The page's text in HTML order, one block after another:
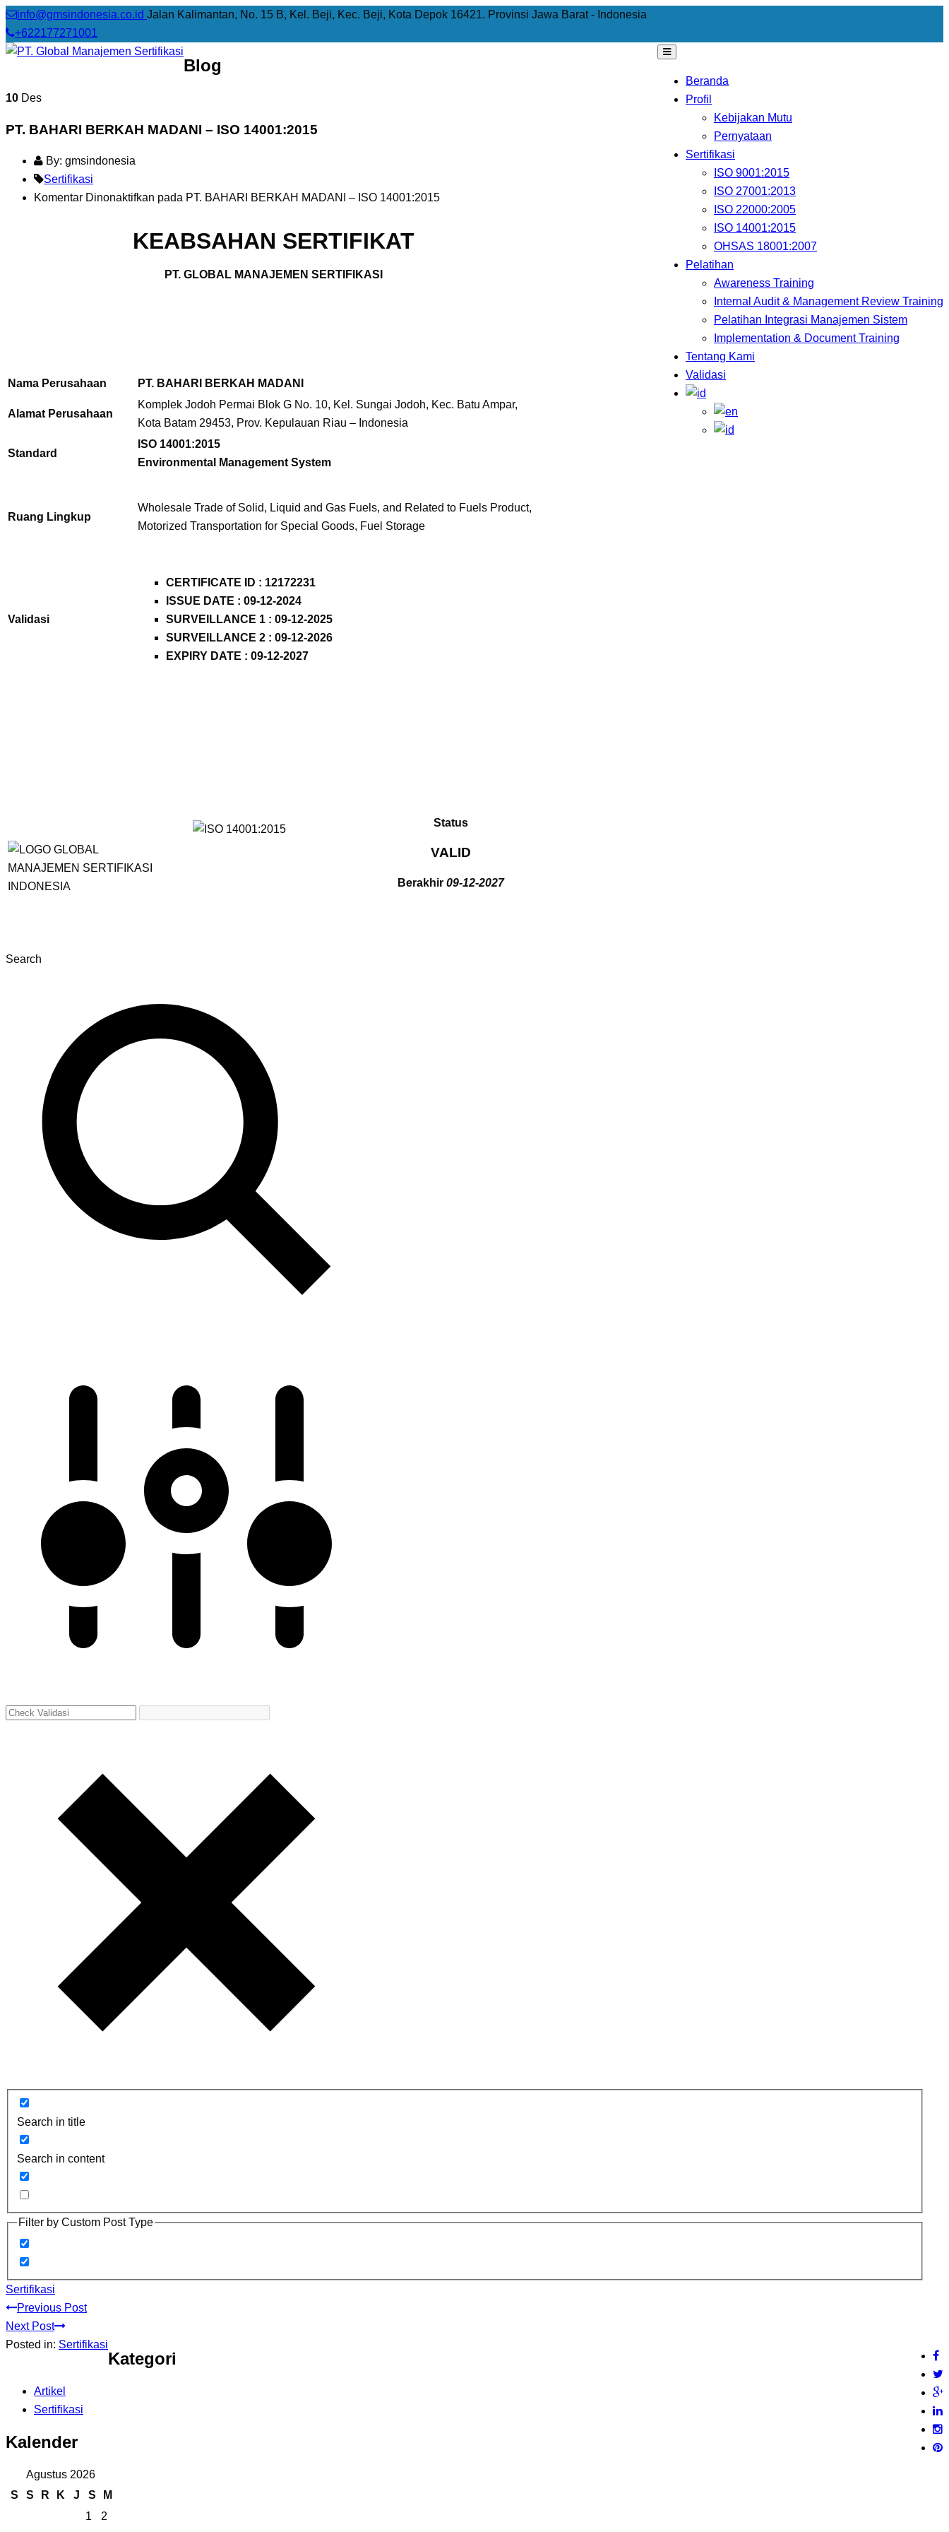
info@gmsindonesia.co.id Jalan Kalimantan, No. 15 B, Kel. Beji, Kec. Beji, Kota Depok 16421. Provinsi Jawa Barat - Indonesia
+622177271001
Beranda
Profil
Kebijakan Mutu
Pernyataan
Sertifikasi
ISO 9001:2015
ISO 27001:2013
ISO 22000:2005
ISO 14001:2015
OHSAS 18001:2007
Pelatihan
Awareness Training
Internal Audit & Management Review Training
Pelatihan Integrasi Manajemen Sistem
Implementation & Document Training
Tentang Kami
Validasi
Blog
10 Des
PT. BAHARI BERKAH MADANI – ISO 14001:2015
By: gmsindonesia
Sertifikasi
Komentar Dinonaktifkan pada PT. BAHARI BERKAH MADANI – ISO 14001:2015
KEABSAHAN SERTIFIKAT
PT. GLOBAL MANAJEMEN SERTIFIKASI
Nama Perusahaan PT. BAHARI BERKAH MADANI
Alamat Perusahaan
Komplek Jodoh Permai Blok G No. 10, Kel. Sungai Jodoh, Kec. Batu Ampar,
Kota Batam 29453, Prov. Kepulauan Riau – Indonesia
Standard
ISO 14001:2015
Environmental Management System
Ruang Lingkup
Wholesale Trade of Solid, Liquid and Gas Fuels, and Related to Fuels Product,
Motorized Transportation for Special Goods, Fuel Storage
Validasi
CERTIFICATE ID : 12172231
ISSUE DATE : 09-12-2024
SURVEILLANCE 1 : 09-12-2025
SURVEILLANCE 2 : 09-12-2026
EXPIRY DATE : 09-12-2027
Status
VALID
Berakhir 09-12-2027
Search
Search in title
Search in content
Filter by Custom Post Type
Sertifikasi
Previous Post
Next Post
Posted in: Sertifikasi
Kategori
Artikel
Sertifikasi
Kalender
Agustus 2026
S
S R K J S
M
1
2